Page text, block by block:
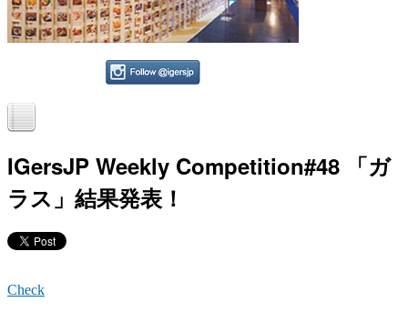
IGersJP Weekly Competition#48 「ガ
ラス」結果発表！
Check